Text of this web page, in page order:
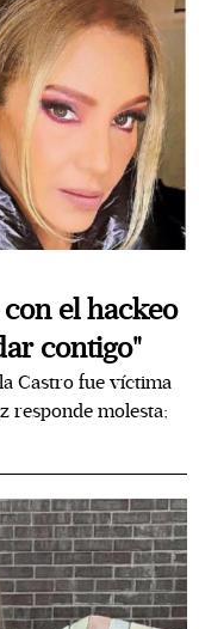
el hackeo
contigo"
Castro fue víctima
responde molesta;